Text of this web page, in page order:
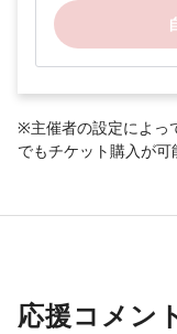
※主催者の設定によっ
でもチケット購入が可
応援コメン